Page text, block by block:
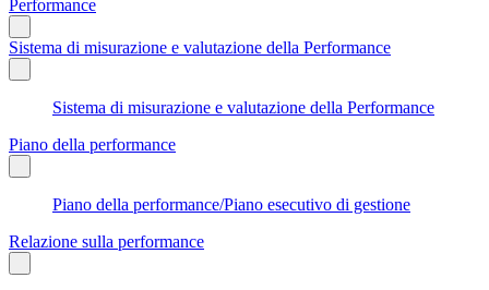
Performance
Sistema di misurazione e valutazione della Performance
Sistema di misurazione e valutazione della Performance
Piano della performance
Piano della performance/Piano esecutivo di gestione
Relazione sulla performance